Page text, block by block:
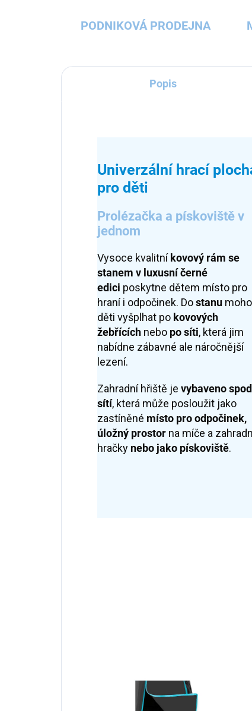
PODNIKOVÁ PRODEJNA
Popis
Univerzální hrací
pro děti
Prolézačka a pískoviště v
jednom
Vysoce kvalitníkovový rám se
stanem v luxusní černé
edici poskytne dětem místo pro
hraní i odpočinek. Dostanu
děti vyšplhat po kovových
žebřících nebo po síti, která jim
nabídne zábavné ale náročnější
lezení.
Zahradní hřiště je vybaveno
sítí, která může posloužit jako
zastíněné místo pro odpočinek,
úložný prostor na míče a
hračky nebo jako pískoviště.